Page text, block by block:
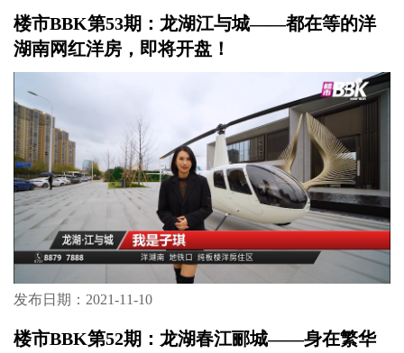
楼市BBK第53期：龙湖江与城——都在等的洋
湖南网红洋房，即将开盘！
发布日期：2021-11-10
楼市BBK第52期：龙湖春江郦城——身在繁华